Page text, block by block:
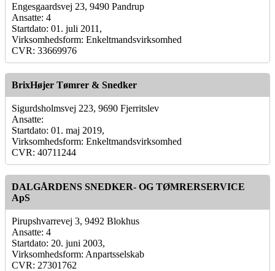
Engesgaardsvej 23, 9490 Pandrup
Ansatte: 4
Startdato: 01. juli 2011,
Virksomhedsform: Enkeltmandsvirksomhed
CVR: 33669976
BrixHøjer Tømrer & Snedker
Sigurdsholmsvej 223, 9690 Fjerritslev
Ansatte:
Startdato: 01. maj 2019,
Virksomhedsform: Enkeltmandsvirksomhed
CVR: 40711244
DALGÅRDENS SNEDKER- OG TØMRERSERVICE
ApS
Pirupshvarrevej 3, 9492 Blokhus
Ansatte: 4
Startdato: 20. juni 2003,
Virksomhedsform: Anpartsselskab
CVR: 27301762